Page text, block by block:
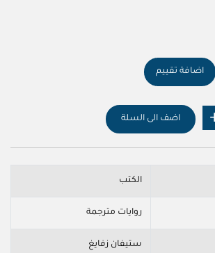
اضافة تقييم
اضف الى السلة
الكتب
روايات مترجمة
ستيفان زفايغ